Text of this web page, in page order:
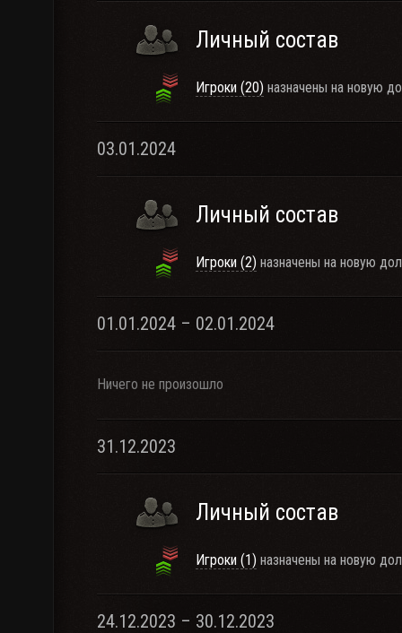
Личный состав
Игроки (20) назначены на новую
03.01.2024
Личный состав
Игроки (2) назначены на новую
01.01.2024 – 02.01.2024
Ничего не произошло
31.12.2023
Личный состав
Игроки (1) назначены на новую
24.12.2023 – 30.12.2023